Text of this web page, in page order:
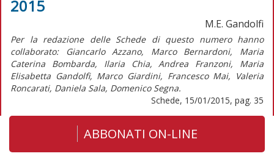
2015
M.E. Gandolfi
Per la redazione delle Schede di questo numero hanno
collaborato: Giancarlo Azzano, Marco Bernardoni, Maria
Caterina Bombarda, Ilaria Chia, Andrea Franzoni, Maria
Elisabetta Gandolfi, Marco Giardini, Francesco Mai, Valeria
Roncarati, Daniela Sala, Domenico Segna.
Schede, 15/01/2015, pag. 35
ABBONATI ON-LINE